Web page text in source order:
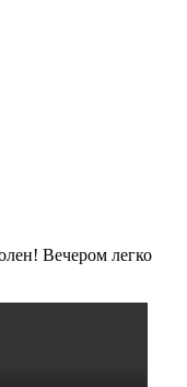
Вечером легко